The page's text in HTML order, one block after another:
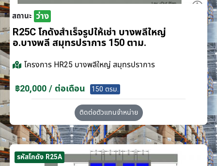
สถานะ ว่าง
R25C โกดังสำเร็จรูปให้เช่า บางพลีใหญ่
อ.บางพลี สมุทรปราการ 150 ตาม.
โครงการ HR25 บางพลีใหญ่ สมุทรปราการ
฿20,000 / ต่อเดือน 150 ตรม.
ติดต่อตัวแทนจำหน่าย
รหัสโกดัง R25A